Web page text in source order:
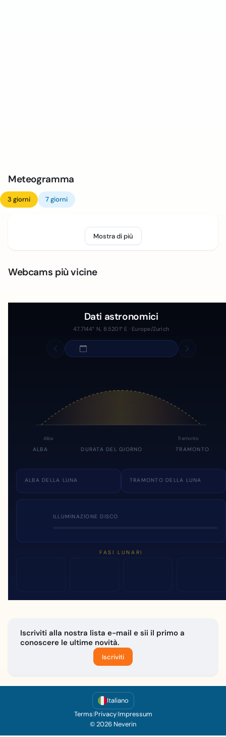
Meteogramma
3 giorni 7 giorni
Mostra di più
Webcams più vicine
Dati astronomici
47.7144° N, 8.5201° E · Europe/Zurich
Alba Tramonto
ALBA DURATA DEL GIORNO TRAMONTO
ALBA DELLA LUNA TRAMONTO DELLA LUNA
ILLUMINAZIONE DISCO
FASI LUNARI
Iscriviti alla nostra lista e-mail e sii il primo a
conoscere le ultime novità.
Iscriviti
Italiano
Terms|Privacy|Impressum
© 2026 Neverin